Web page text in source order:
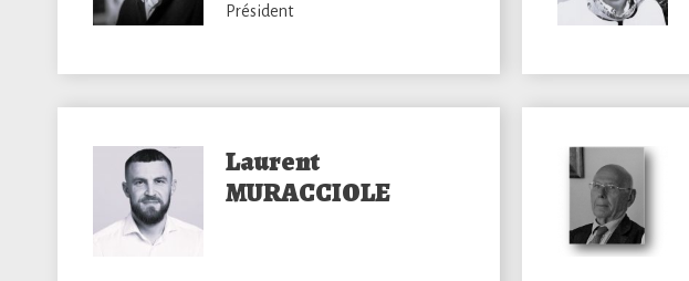
Président
Laurent
MURACCIOLE